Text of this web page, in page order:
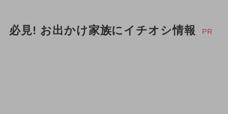
必見! お出かけ家族にイチオシ情報 PR